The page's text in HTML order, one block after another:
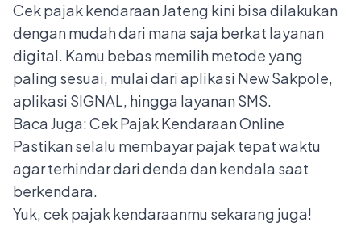
Cek pajak kendaraan Jateng kini bisa dilakukan
dengan mudah dari mana saja berkat layanan
digital. Kamu bebas memilih metode yang
paling sesuai, mulai dari aplikasi New Sakpole,
aplikasi SIGNAL, hingga layanan SMS.
Baca Juga:Cek Pajak Kendaraan Online
Pastikan selalu membayar pajak tepat waktu
agar terhindar dari denda dan kendala saat
berkendara.
Yuk, cek pajak kendaraanmu sekarang juga!